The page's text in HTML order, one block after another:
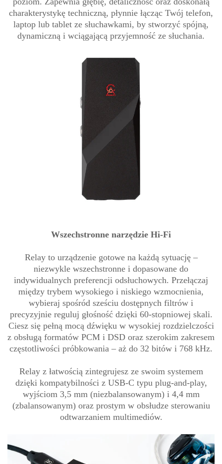
charakterystykę techniczną, płynnie łącząc Twój telefon,
laptop lub tablet ze słuchawkami, by stworzyć spójną,
dynamiczną i wciągającą przyjemność ze słuchania.
Wszechstronne narzędzie Hi-Fi
Relay to urządzenie gotowe na każdą sytuację –
niezwykle wszechstronne i dopasowane do
indywidualnych preferencji odsłuchowych. Przełączaj
między trybem wysokiego i niskiego wzmocnienia,
wybieraj spośród sześciu dostępnych filtrów i
precyzyjnie reguluj głośność dzięki 60-stopniowej skali.
Ciesz się pełną mocą dźwięku w wysokiej rozdzielczości
z obsługą formatów PCM i DSD oraz szerokim zakresem
częstotliwości próbkowania – aż do 32 bitów i 768 kHz.
Relay z łatwością zintegrujesz ze swoim systemem
dzięki kompatybilności z USB-C typu plug-and-play,
wyjściom 3,5 mm (niezbalansowanym) i 4,4 mm
(zbalansowanym) oraz prostym w obsłudze sterowaniu
odtwarzaniem multimediów.